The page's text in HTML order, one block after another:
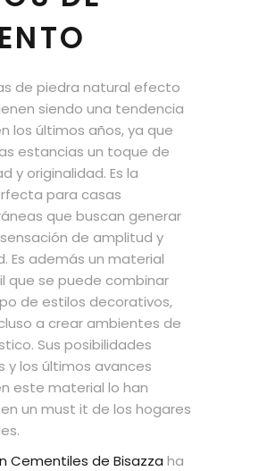
de piedra natural efecto
siendo una tendencia
los últimos años, ya que
estancias un toque de
y originalidad. Es la
para casas
que buscan generar
de amplitud y
Es además un material
que se puede combinar
de estilos decorativos,
a crear ambientes de
Sus posibilidades
y los últimos avances
este material lo han
un must it de los hogares
Cementiles de Bisazza ha